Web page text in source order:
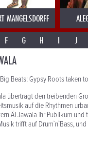
MANGELSDORFF
F G H I J
Beats: Gypsy Roots taken
überträgt den treibenden
auf die Rhythmen
Äl Jawala ihr Publikum und
trifft auf Drum`n`Bass,